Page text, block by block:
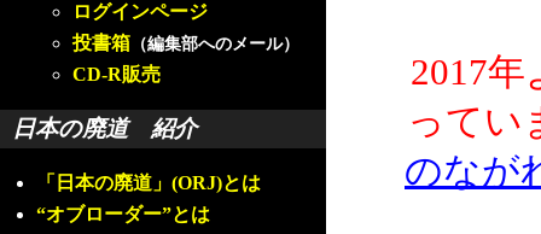
ログインページ
投書箱 （編集部へのメール）
CD-R販売
日本の廃道 紹介
「日本の廃道」(ORJ)とは
“オブローダー”とは
2017
ってい
のなが